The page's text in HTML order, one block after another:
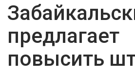
предлагает
повысить